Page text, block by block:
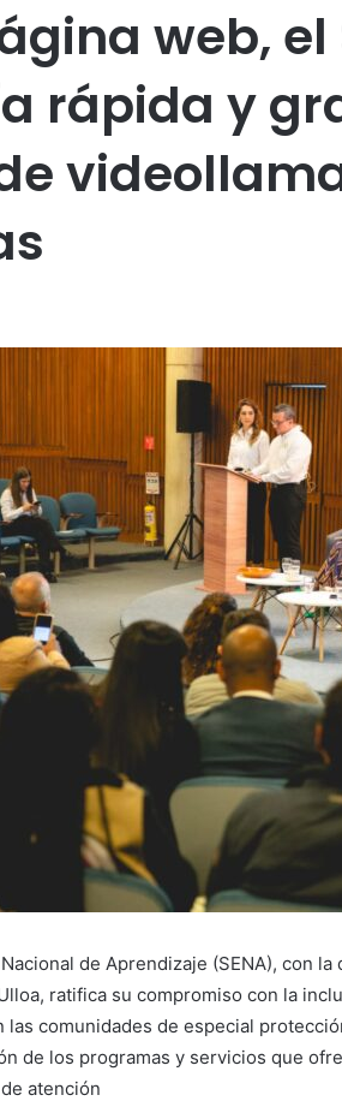
web, el
rápida y
de Aprendizaje (SENA), con
ratifica su compromiso con la
las comunidades de especial
de los programas y servicios que
atención